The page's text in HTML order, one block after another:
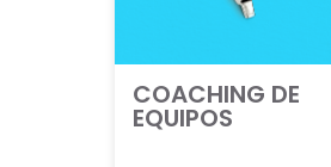
COACHING DE
EQUIPOS